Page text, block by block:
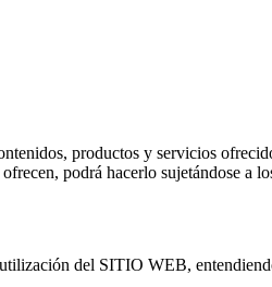
productos y servicios
podrá hacerlo sujetándose a
del SITIO WEB,